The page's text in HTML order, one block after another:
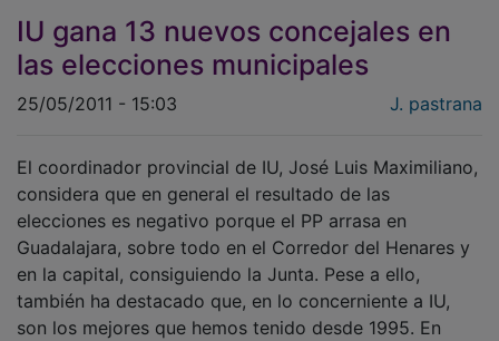
IU gana 13 nuevos concejales en
las elecciones municipales
25/05/2011 - 15:03 J. pastrana
El coordinador provincial de IU, José Luis Maximiliano,
considera que en general el resultado de las
elecciones es negativo porque el PP arrasa en
Guadalajara, sobre todo en el Corredor del Henares y
en la capital, consiguiendo la Junta. Pese a ello,
también ha destacado que, en lo concerniente a IU,
son los mejores que hemos tenido desde 1995. En